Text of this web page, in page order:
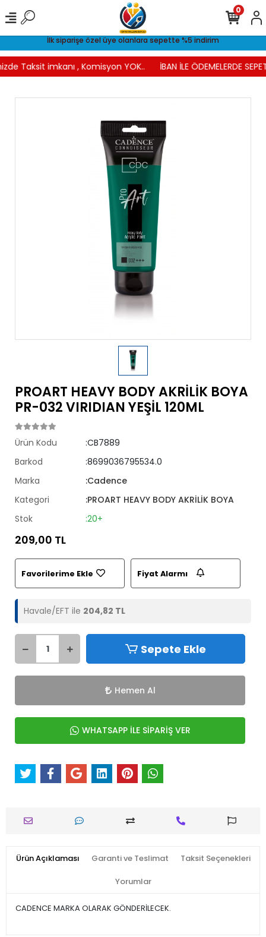
İlk siparişe özel üye olanlara sepette %5 indirim
Taksit imkanı , Komisyon YOK.. İBAN İLE ÖDEMELERDE
0
PROART HEAVY BODY AKRİLİK BOYA
PR-032 VIRIDIAN YEŞİL 120ML
Ürün Kodu
:CB7889
Barkod
:8699036795534.0
Marka
:Cadence
Kategori
:PROART HEAVY BODY AKRİLİK BOYA
Stok
:20+
209,00 TL
Favorilerime Ekle Fiyat Alarmı
Havale/EFT ile 204,82 TL
Sepete Ekle
Hemen Al
WHATSAPP İLE SİPARİŞ VER
Ürün Açıklaması Garanti ve Teslimat Taksit Seçenekleri
Yorumlar
CADENCE MARKA OLARAK GÖNDERİLECEK.